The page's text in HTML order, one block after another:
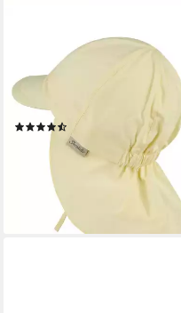
Schirmmütze UV-Schutz 50+
(1-St) Kinderhut aus UV-
Popeline mit Bindeband und
UV-Schutz 50+
(49)
7,99 € UVP14,99 €
lieferbar - in 3-4 Werktagen bei dir